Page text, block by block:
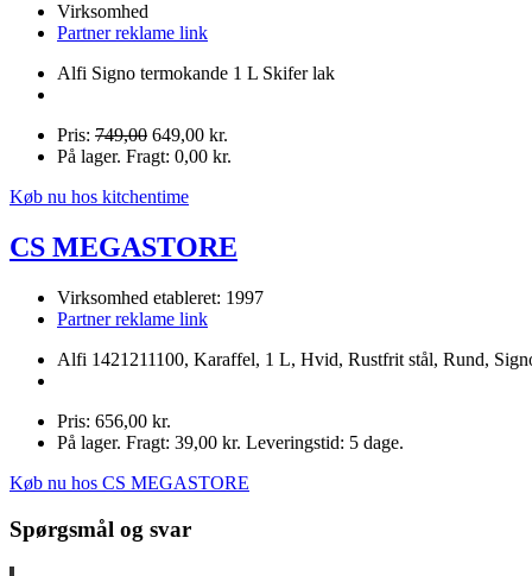
Virksomhed
Partner reklame link
Alfi Signo termokande 1 L Skifer lak
Pris: 749,00 649,00 kr.
På lager. Fragt: 0,00 kr.
Køb nu hos kitchentime
CS MEGASTORE
Virksomhed etableret: 1997
Partner reklame link
Alfi 1421211100, Karaffel, 1 L, Hvid, Rustfrit stål, Rund,
Pris: 656,00 kr.
På lager. Fragt: 39,00 kr. Leveringstid: 5 dage.
Køb nu hos CS MEGASTORE
Spørgsmål og svar